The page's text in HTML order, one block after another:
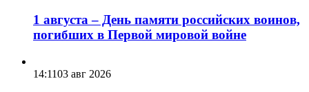
1 августа – День памяти российских воинов,
погибших в Первой мировой войне
14:1103 авг 2026